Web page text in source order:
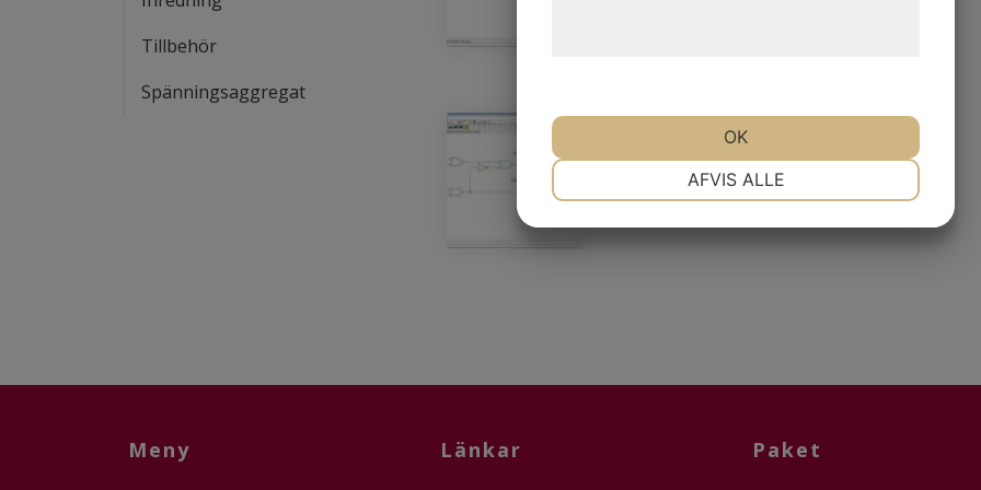
Tillbehör
Spänningsaggregat
Meny Länkar Paket
AFVIS ALLE
OK